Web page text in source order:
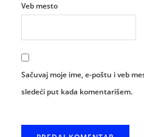
Veb mesto
Sačuvaj moje ime, e-poštu i veb
sledeći put kada komentarišem.